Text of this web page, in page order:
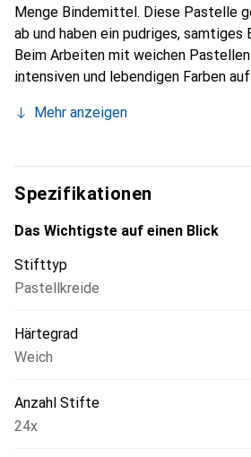
Menge Bindemittel. Diese Pastelle
ab und haben ein pudriges, samtiges
Beim Arbeiten mit weichen
intensiven und lebendigen Farben
einem weichen Pinsel oder ganz
Pastelle sowohl für Detailarbeiten
auch für das Ausmalen grösserer
Mehr anzeigen
Spezifikationen
Das Wichtigste auf einen Blick
Stifttyp
Pastellkreide
Härtegrad
Weich
Anzahl Stifte
24x